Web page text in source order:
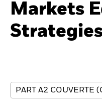
Produits
Thèmes
Particuliers
Markets